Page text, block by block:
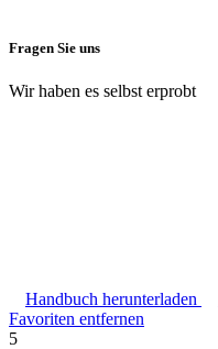
Fragen Sie uns
Wir haben es selbst erprobt
Handbuch herunterladen
Favoriten entfernen
5